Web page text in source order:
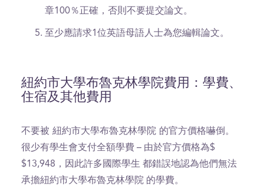
章100％正確，否則不要提交論文。
至少應請求1位英語母語人士為您編輯論文。
紐約市大學布魯克林學院費用：學費、
住宿及其他費用
不要被 紐約市大學布魯克林學院 的官方價格嚇倒。
很少有學生會支付全額學費 – 由於官方價格為$
$13,948，因此許多國際學生 都錯誤地認為他們無法
承擔紐約市大學布魯克林學院 的學費。